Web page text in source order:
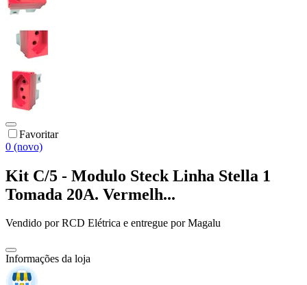
Favoritar
0 (novo)
Kit C/5 - Modulo Steck Linha Stella 1
Tomada 20A. Vermelh...
Vendido porRCD Elétrica e entregue por Magalu
Informações da loja